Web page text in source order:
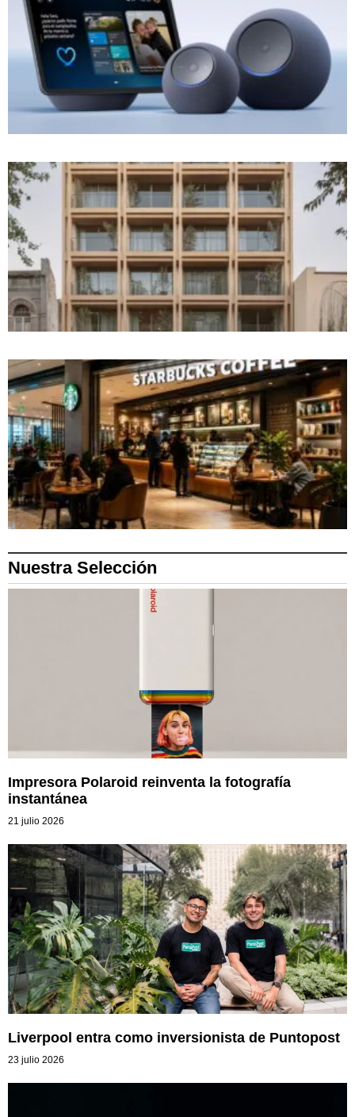
Nuestra Selección
Impresora Polaroid reinventa la fotografía
instantánea
21 julio 2026
Liverpool entra como inversionista de Puntopost
23 julio 2026